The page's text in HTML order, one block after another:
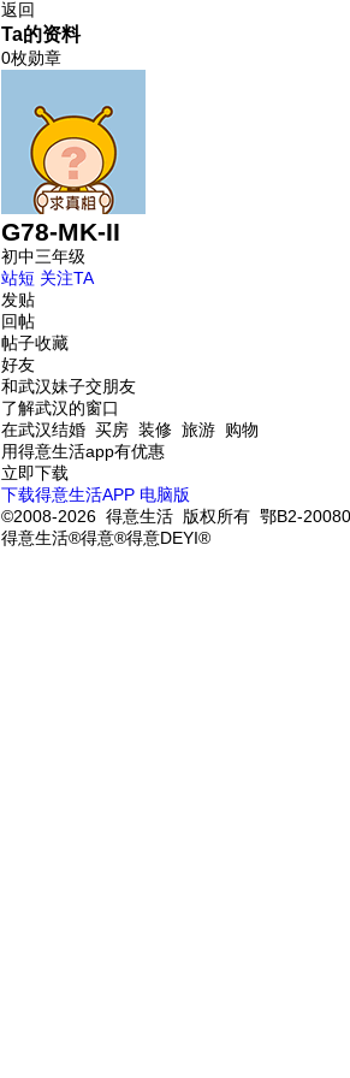
返回
Ta的资料
0枚勋章
G78-MK-II
初中三年级
站短 关注TA
发贴
回帖
帖子收藏
好友
和武汉妹子交朋友
了解武汉的窗口
在武汉结婚 买房 装修 旅游 购物
用得意生活app有优惠
立即下载
下载得意生活APP 电脑版
©2008-2026 得意生活 版权所有 鄂B2-
得意生活®得意®得意DEYI®